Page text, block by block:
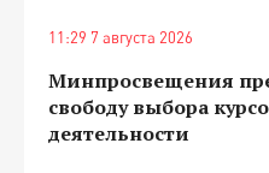
11:29 7 августа 2026
Минпросвещения
свободу выбора
деятельности